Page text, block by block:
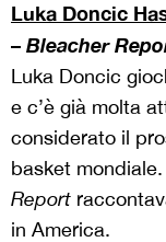
Luka Doncic
– Bleacher
Luka Doncic
e c’è già molta
considerato il
basket
Report
in America.